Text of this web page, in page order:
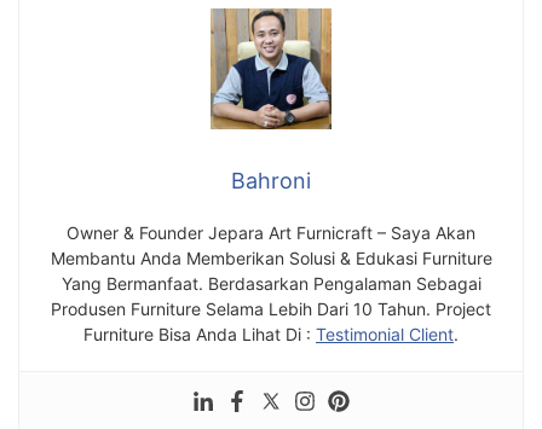
Bahroni
Owner & Founder Jepara Art Furnicraft – Saya Akan
Membantu Anda Memberikan Solusi & Edukasi Furniture
Yang Bermanfaat. Berdasarkan Pengalaman Sebagai
Produsen Furniture Selama Lebih Dari 10 Tahun. Project
Furniture Bisa Anda Lihat Di : Testimonial Client.